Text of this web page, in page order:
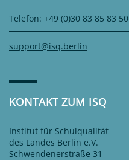
Telefon: +49 (0)30 83 85 83 50
support@isq.berlin
KONTAKT ZUM ISQ
Institut für Schulqualität
des Landes Berlin e.V.
Schwendenerstraße 31